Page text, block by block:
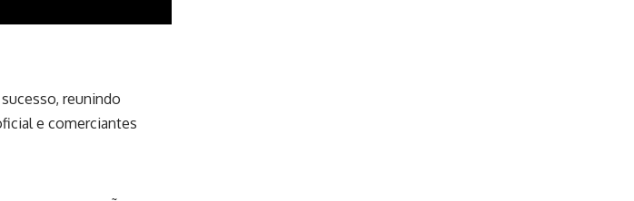
reunindo
e comerciantes